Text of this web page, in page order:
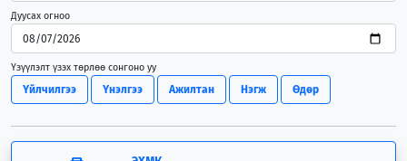
Дуусах огноо
Үзүүлэлт үзэх төрлөө сонгоно уу
Үйлчилгээ Үнэлгээ Ажилтан Нэгж Өдөр